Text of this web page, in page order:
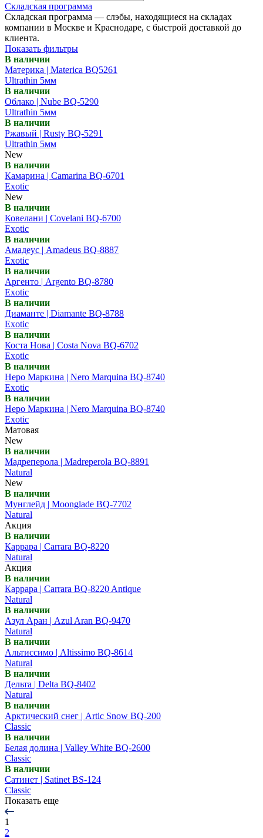
Складская программа
Складская программа — слэбы, находящиеся на складах
компании в Москве и Краснодаре, с быстрой доставкой до
клиента.
Показать фильтры
В наличии
Материка | Materica BQ5261
Ultrathin 5мм
В наличии
Облако | Nube BQ-5290
Ultrathin 5мм
В наличии
Ржавый | Rusty BQ-5291
Ultrathin 5мм
New
В наличии
Камарина | Camarina BQ-6701
Exotic
New
В наличии
Ковелани | Covelani BQ-6700
Exotic
В наличии
Амадеус | Amadeus BQ-8887
Exotic
В наличии
Аргенто | Argento BQ-8780
Exotic
В наличии
Диаманте | Diamante BQ-8788
Exotic
В наличии
Коста Нова | Costa Nova BQ-6702
Exotic
В наличии
Неро Маркина | Nero Marquina BQ-8740
Exotic
В наличии
Неро Маркина | Nero Marquina BQ-8740
Exotic
Матовая
New
В наличии
Мадреперола | Madreperola BQ-8891
Natural
New
В наличии
Мунглейд | Moonglade BQ-7702
Natural
Акция
В наличии
Каррара | Carrara BQ-8220
Natural
Акция
В наличии
Каррара | Carrara BQ-8220 Antique
Natural
В наличии
Азул Аран | Azul Aran BQ-9470
Natural
В наличии
Альтиссимо | Altissimo BQ-8614
Natural
В наличии
Дельта | Delta BQ-8402
Natural
В наличии
Арктический снег | Artic Snow BQ-200
Classic
В наличии
Белая долина | Valley White BQ-2600
Classic
В наличии
Сатинет | Satinet BS-124
Classic
Показать еще
1
2